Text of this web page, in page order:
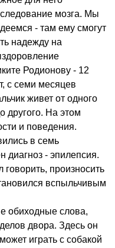
мозга. Мы
- там ему смогут
надежду на
Родионову - 12
с семи месяцев
живет от одного
другого. На этом
и поведения.
в семь
диагноз - эпилепсия.
произносить
вспыльчивым
обиходные слова,
двора. Здесь он
играть с собакой